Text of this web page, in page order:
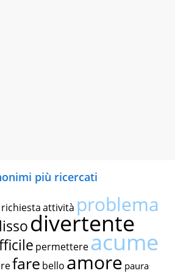
più ricercati
richiestaattività problema
divertente
permettereacume
fare bello amore paura